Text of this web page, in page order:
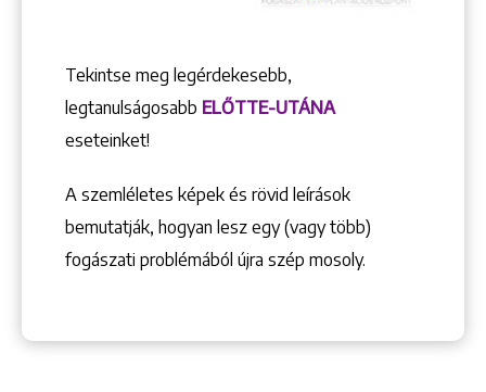
Tekintse meg legérdekesebb,
legtanulságosabb ELŐTTE-UTÁNA
eseteinket!
A szemléletes képek és rövid leírások
bemutatják, hogyan lesz egy (vagy több)
fogászati problémából újra szép mosoly.